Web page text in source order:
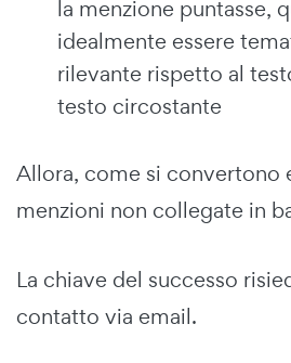
la menzione puntasse,
idealmente essere
rilevante rispetto al
testo circostante
Allora, come si convertono
menzioni non collegate in
La chiave del successo
contatto via email.